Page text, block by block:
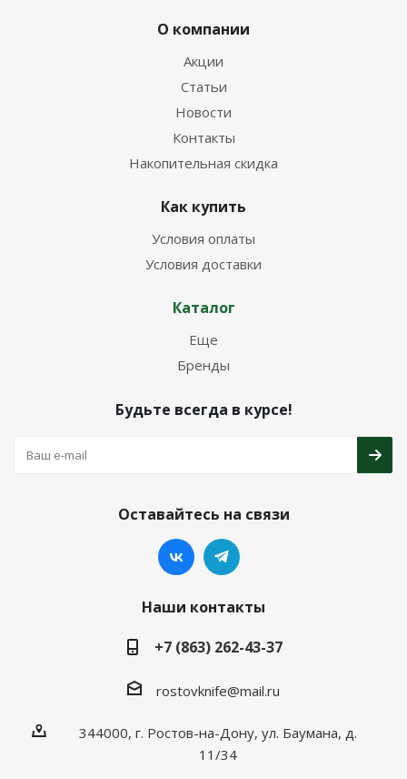
О компании
Акции
Статьи
Новости
Контакты
Накопительная скидка
Как купить
Условия оплаты
Условия доставки
Каталог
Еще
Бренды
Будьте всегда в курсе!
Оставайтесь на связи
Наши контакты
+7 (863) 262-43-37
rostovknife@mail.ru
344000, г. Ростов-на-Дону, ул. Баумана, д.
11/34